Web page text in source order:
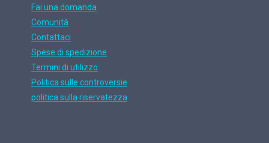
Fai una domanda
Comunità
Contattaci
Spese di spedizione
Termini di utilizzo
Politica sulle controversie
politica sulla riservatezza